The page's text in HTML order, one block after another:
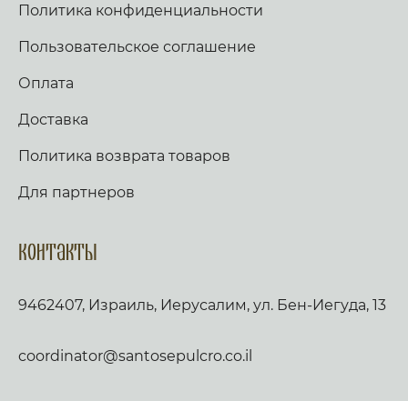
Политика конфиденциальности
Пользовательское соглашение
Оплата
Доставка
Политика возврата товаров
Для партнеров
Контакты
9462407, Израиль, Иерусалим, ул. Бен-Иегуда, 13
coordinator@santosepulcro.co.il